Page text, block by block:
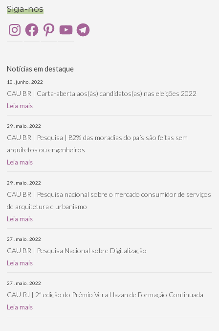
Siga-nos
InstagramFacebookPinterestYouTubeTelegram
Notícias em destaque
10 . junho . 2022
CAU BR | Carta-aberta aos(às) candidatos(as) nas eleições 2022
Leia mais
29 . maio . 2022
CAU BR | Pesquisa | 82% das moradias do país são feitas sem
arquitetos ou engenheiros
Leia mais
29 . maio . 2022
CAU BR | Pesquisa nacional sobre o mercado consumidor de serviços
de arquitetura e urbanismo
Leia mais
27 . maio . 2022
CAU BR | Pesquisa Nacional sobre Digitalização
Leia mais
27 . maio . 2022
CAU RJ | 2ª edição do Prêmio Vera Hazan de Formação Continuada
Leia mais